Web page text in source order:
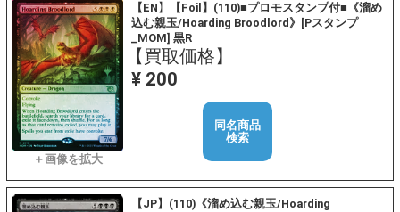
【EN】【Foil】(110)■プロモスタンプ付■《溜め
込む親玉/Hoarding Broodlord》[Pスタンプ
_MOM] 黒R
【買取価格】
¥ 200
同名商品
検索
【JP】(110)《溜め込む親玉/Hoarding